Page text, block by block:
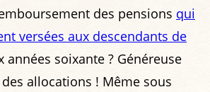
des pensions qui
versées aux descendants de
années soixante ? Généreuse
allocations ! Même sous